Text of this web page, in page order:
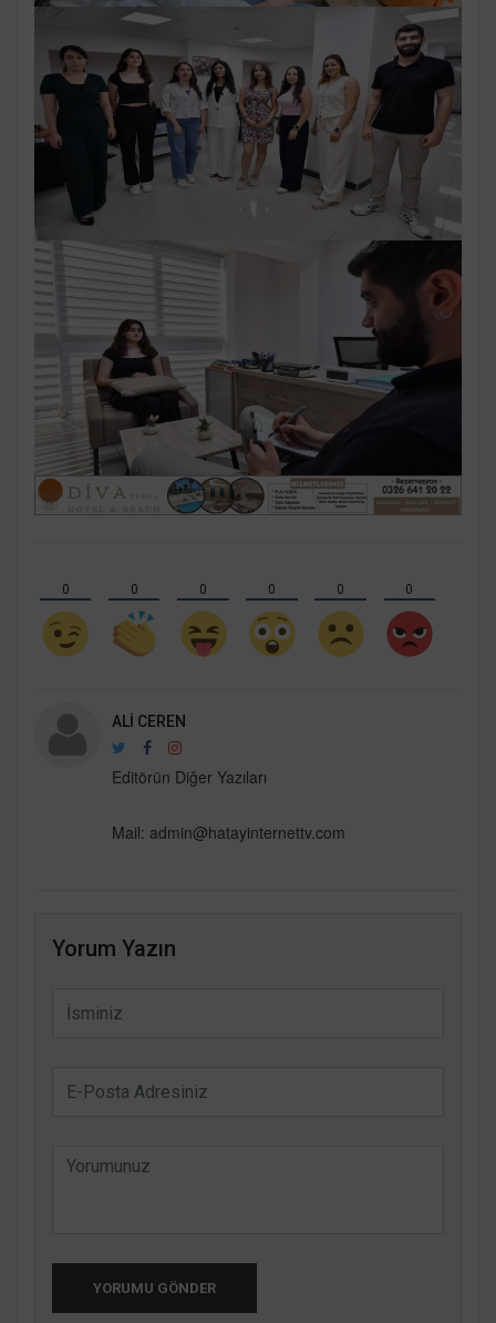
0 0 0 0 0 0
ALI CEREN
Editörün Diğer Yazıları
Mail: admin@hatayinternettv.com
Yorum Yazın
YORUMU GÖNDER